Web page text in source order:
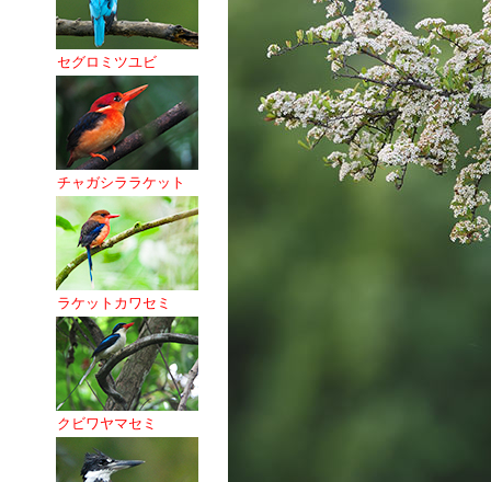
セグロミツユビ
チャガシララケット
ラケットカワセミ
クビワヤマセミ